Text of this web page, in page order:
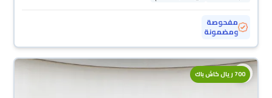
مفحوصة
ومضمونة
700 ريال كاش باك
محجوزة